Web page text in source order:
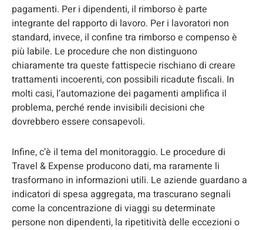
pagamenti. Per i dipendenti, il rimborso è parte
integrante del rapporto di lavoro. Per i lavoratori non
standard, invece, il confine tra rimborso e compenso è
più labile. Le procedure che non distinguono
chiaramente tra queste fattispecie rischiano di creare
trattamenti incoerenti, con possibili ricadute fiscali. In
molti casi, l’automazione dei pagamenti amplifica il
problema, perché rende invisibili decisioni che
dovrebbero essere consapevoli.
Infine, c’è il tema del monitoraggio. Le procedure di
Travel & Expense producono dati, ma raramente li
trasformano in informazioni utili. Le aziende guardano a
indicatori di spesa aggregata, ma trascurano segnali
come la concentrazione di viaggi su determinate
persone non dipendenti, la ripetitività delle eccezioni o